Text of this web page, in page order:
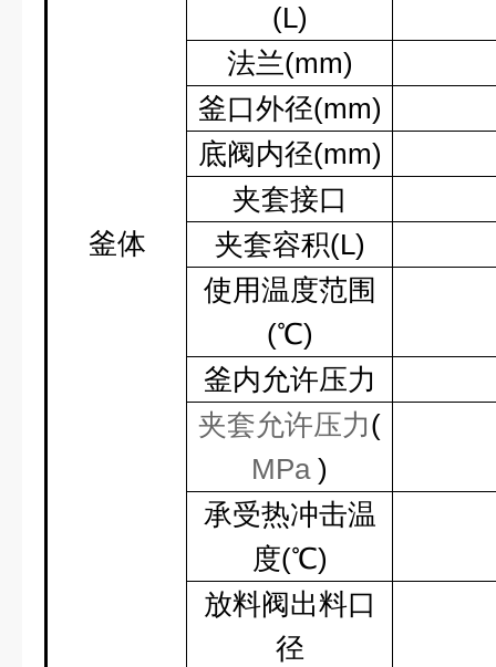
釜体
(L)
法兰(mm)
釜口外径(mm)
底阀内径(mm)
夹套接口
夹套容积(L)
使用温度范围
(℃)
釜内允许压力
夹套允许压力(
MPa)
承受热冲击温
度(℃)
放料阀出料口
径